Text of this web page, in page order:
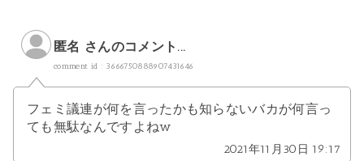
匿名 さんのコメント...
comment id : 3666750888907431646
フェミ議連が何を言ったかも知らないバカが何言っ
ても無駄なんですよねw
2021年11月30日 19:17